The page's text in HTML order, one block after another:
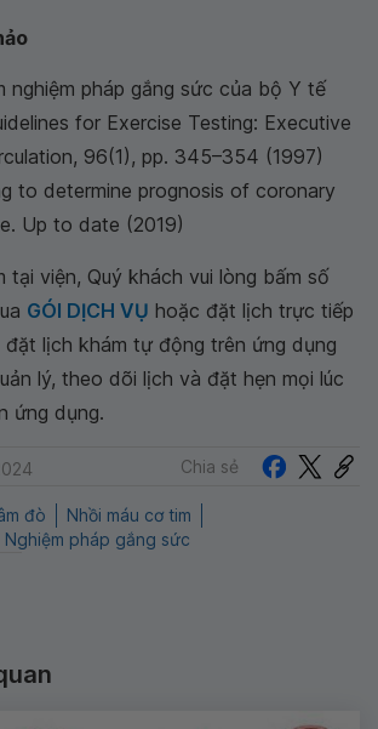
nghiệm pháp gắng sức của bộ Y tế
for Exercise Testing: Executive
96(1), pp. 345–354 (1997)
to determine prognosis of coronary
Up to date (2019)
tại viện, Quý khách vui lòng bấm số
GÓI DỊCH VỤ hoặc đặt lịch trực tiếp
đặt lịch khám tự động trên ứng dụng
lý, theo dõi lịch và đặt hẹn mọi lúc
ứng dụng.
Chia sẻ
đò
Nhồi máu cơ tim
Nghiệm pháp gắng sức